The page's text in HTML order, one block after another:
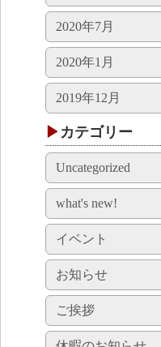
2020年7月
2020年1月
2019年12月
カテゴリー
Uncategorized
what's new!
イベント
お知らせ
ご挨拶